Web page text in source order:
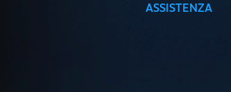
ASSISTENZA